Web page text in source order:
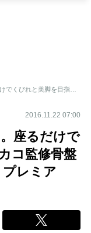
ものぐさ派のダイエットに。座るだけでくびれと美脚を目指す「ミカコ監修骨盤ビューティー・コアスリム プレミアム」
2016.11.22 07:00
座るだけで
コ監修骨盤
レミア